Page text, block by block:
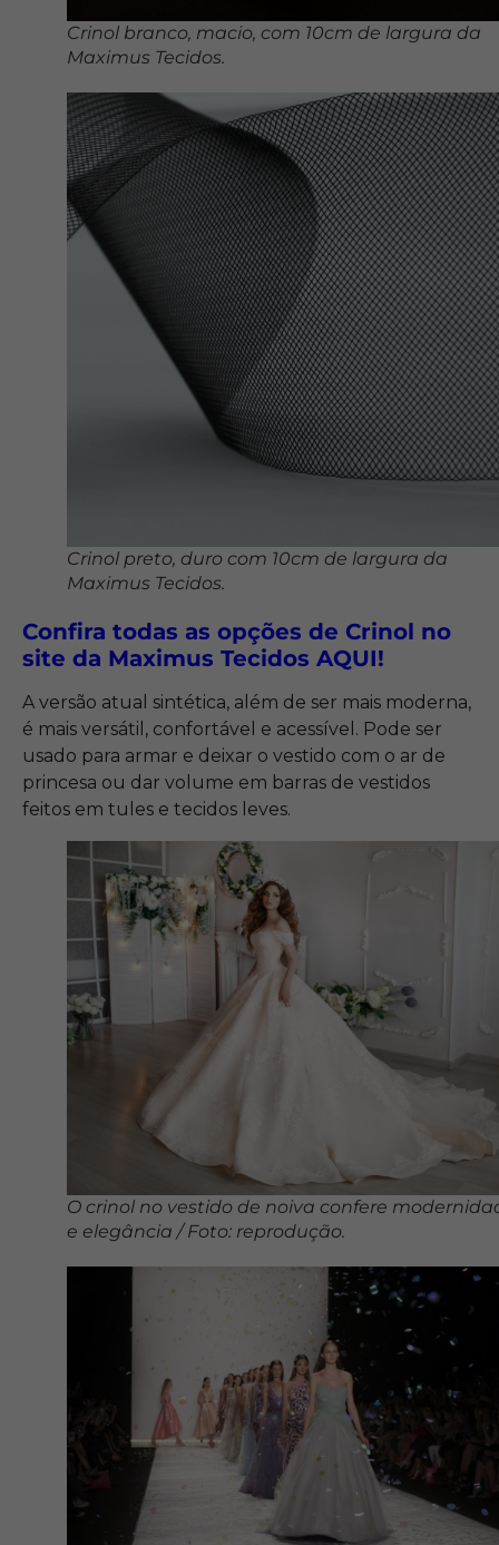
Crinol branco, macio, com 10cm de largura da
Maximus Tecidos.
Crinol preto, duro com 10cm de largura da
Maximus Tecidos.
Confira todas as opções de Crinol no
site da Maximus Tecidos AQUI!
A versão atual sintética, além de ser mais moderna,
é mais versátil, confortável e acessível. Pode ser
usado para armar e deixar o vestido com o ar de
princesa ou dar volume em barras de vestidos
feitos em tules e tecidos leves.
O crinol no vestido de noiva confere
e elegância / Foto: reprodução.